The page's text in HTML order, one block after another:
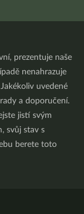
prezentuje naše
nenahrazuje
uvedené
a doporučení.
jistí svým
svůj stav s
berete toto